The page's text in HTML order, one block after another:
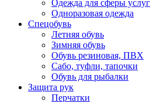
Одежда для сферы услуг
Одноразовая одежда
Спецобувь
Летняя обувь
Зимняя обувь
Обувь резиновая, ПВХ
Сабо, туфли, тапочки
Обувь для рыбалки
Защита рук
Перчатки